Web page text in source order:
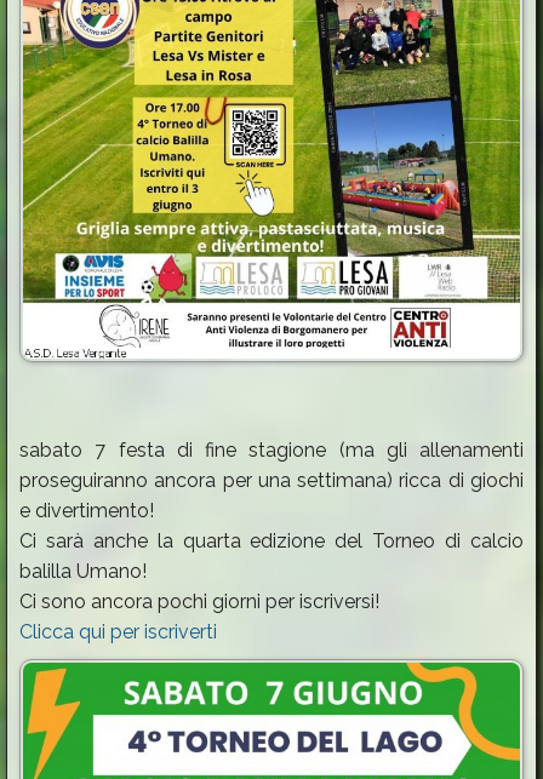
sabato 7 festa di fine stagione (ma gli allenamenti
proseguiranno ancora per una settimana) ricca di giochi
e divertimento!
Ci sarà anche la quarta edizione del Torneo di calcio
balilla Umano!
Ci sono ancora pochi giorni per iscriversi!
Clicca qui per iscriverti